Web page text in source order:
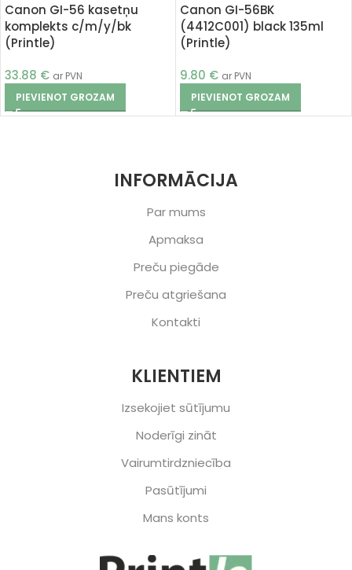
Canon GI-56 kasetņu
komplekts c/m/y/bk
(Printle)
33.88 € ar PVN
PIEVIENOT GROZAM
Canon GI-56BK
(4412C001) black 135ml
(Printle)
9.80 € ar PVN
PIEVIENOT GROZAM
INFORMĀCIJA
Par mums
Apmaksa
Preču piegāde
Preču atgriešana
Kontakti
KLIENTIEM
Izsekojiet sūtījumu
Noderīgi zināt
Vairumtirdzniecība
Pasūtījumi
Mans konts